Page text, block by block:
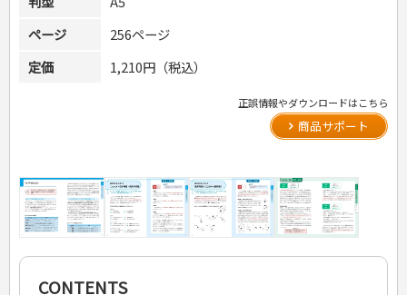
ページ
256ページ
定価
1,210円（税込）
正誤情報やダウンロードはこちら
商品サポート
CONTENTS